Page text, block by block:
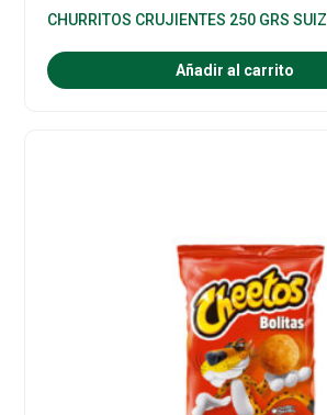
CHURRITOS CRUJIENTES 250 GRS SUIZ
Añadir al carrito